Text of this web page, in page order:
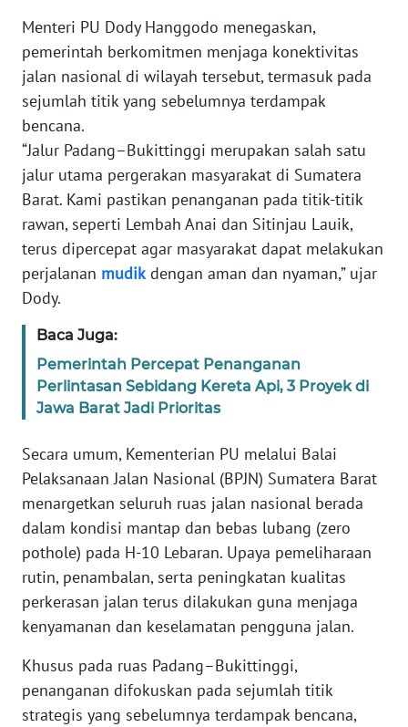
Menteri PU Dody Hanggodo menegaskan,
pemerintah berkomitmen menjaga konektivitas
jalan nasional di wilayah tersebut, termasuk pada
sejumlah titik yang sebelumnya terdampak
bencana.
“Jalur Padang–Bukittinggi merupakan salah satu
jalur utama pergerakan masyarakat di Sumatera
Barat. Kami pastikan penanganan pada titik-titik
rawan, seperti Lembah Anai dan Sitinjau Lauik,
terus dipercepat agar masyarakat dapat melakukan
perjalanan mudikdengan aman dan nyaman,” ujar
Dody.
Baca Juga:
Pemerintah Percepat Penanganan
Perlintasan Sebidang Kereta Api, 3 Proyek di
Jawa Barat Jadi Prioritas
Secara umum, Kementerian PU melalui Balai
Pelaksanaan Jalan Nasional (BPJN) Sumatera Barat
menargetkan seluruh ruas jalan nasional berada
dalam kondisi mantap dan bebas lubang (zero
pothole) pada H-10 Lebaran. Upaya pemeliharaan
rutin, penambalan, serta peningkatan kualitas
perkerasan jalan terus dilakukan guna menjaga
kenyamanan dan keselamatan pengguna jalan.
Khusus pada ruas Padang–Bukittinggi,
penanganan difokuskan pada sejumlah titik
strategis yang sebelumnya terdampak bencana,
INFO
IKLAN
TENTANG
KAMI
PEDOMAN
SIBER
REDAKSI
KARIR
Wahana
News
WN
SUMUT
WN
JAKARTA
JABAR
WN
BANTEN